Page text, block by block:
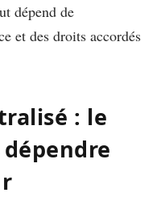
dépend de
et des droits accordés
: le